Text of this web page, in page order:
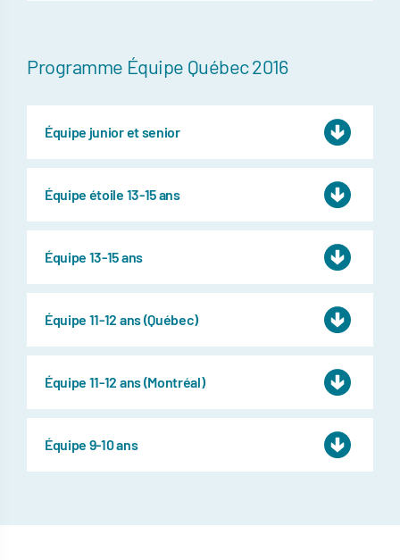
Programme Équipe Québec 2016
Équipe junior et senior
Équipe étoile 13-15 ans
Équipe 13-15 ans
Équipe 11-12 ans (Québec)
Équipe 11-12 ans (Montréal)
Équipe 9-10 ans